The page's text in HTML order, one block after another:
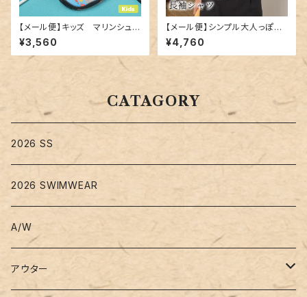
【メール便】キッズ マリンシュー
ズ／shoes176
¥3,560
【メール便】シンプル大人っぽシ
ャツ／tops1647
¥4,760
CATAGORY
2026 SS
2026 SWIMWEAR
A/W
アウター